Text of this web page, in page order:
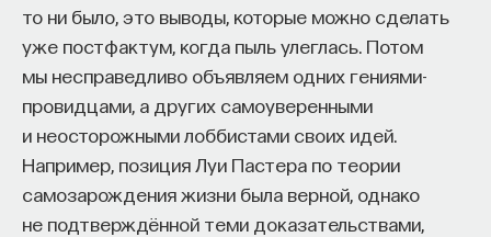
то ни было, это выводы, которые можно сделать
уже постфактум, когда пыль улеглась. Потом
мы несправедливо объявляем одних гениями-
провидцами, а других самоуверенными
и неосторожными лоббистами своих идей.
Например, позиция Луи Пастера по теории
самозарождения жизни была верной, однако
не подтверждённой теми доказательствами,
инвесторами и изобретателями. За десятки
эпизодов Ивар обсудил большие языковые
модели вместе с Михаилом Бурцевым, цифровые
данные в фармацевтике с Ириной Ефименко,
агротехнологии с Михаилом Тавером и много
других тем — от коучинга до фармакогенетики.
В будущих выпусках их список будет только
расширяться — слушайте подкаст наYouTube,
Яндекс Музыке,Apple Podcasts,VKиSpotify.